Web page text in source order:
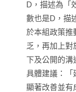
D，描述為「
數也是D，描
於本組政策推
乏，再加上
下及公開的
具體建議：「
顯著改善並有